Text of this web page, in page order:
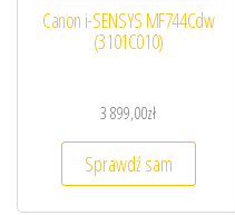
Canon i-SENSYS MF744Cdw
(3101C010)
3 899,00zł
Sprawdź sam